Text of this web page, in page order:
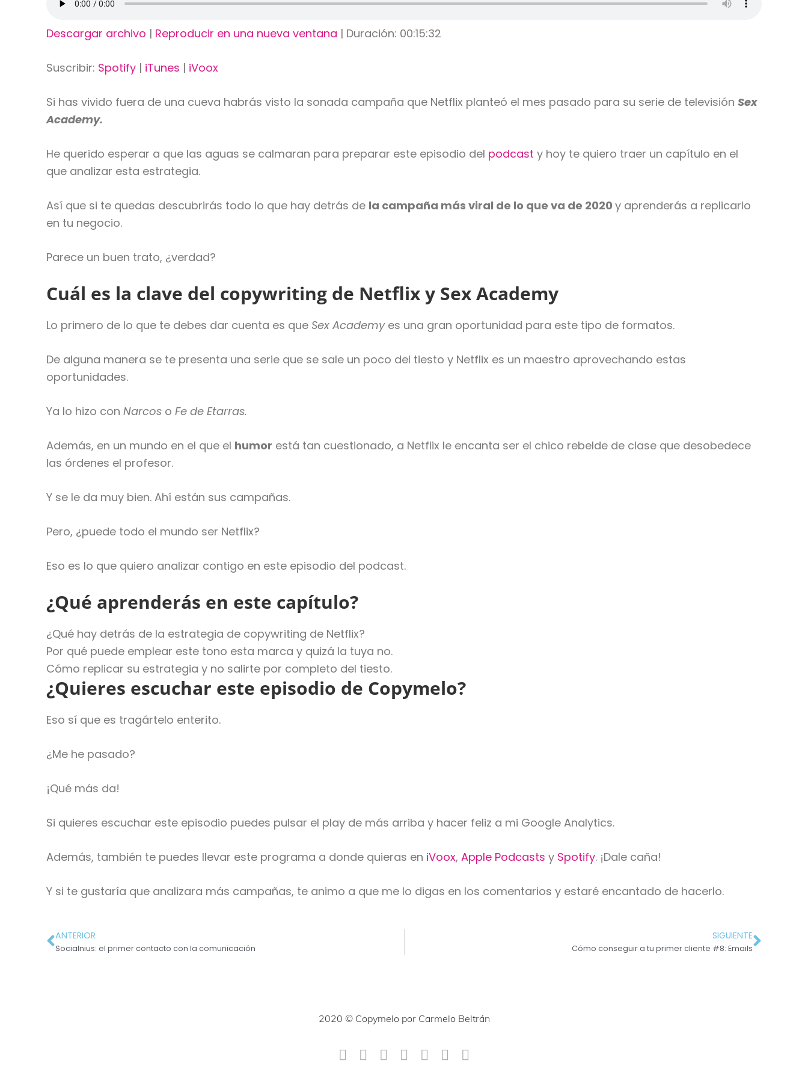
Descargar archivo | Reproducir en una nueva ventana | Duración: 00:15:32
Suscribir: Spotify | iTunes | iVoox
Si has vivido fuera de una cueva habrás visto la sonada campaña que Netflix planteó el mes pasado para su serie de televisiónSex
Academy.
He querido esperar a que las aguas se calmaran para preparar este episodio del podcast y hoy te quiero traer un capítulo en el
que analizar esta estrategia.
Así que si te quedas descubrirás todo lo que hay detrás de la campaña más viral de lo que va de 2020y aprenderás a replicarlo
en tu negocio.
Parece un buen trato, ¿verdad?
Cuál es la clave del copywriting de Netflix y Sex Academy
Lo primero de lo que te debes dar cuenta es que Sex Academyes una gran oportunidad para este tipo de formatos.
De alguna manera se te presenta una serie que se sale un poco del tiesto y Netflix es un maestro aprovechando estas
oportunidades.
Ya lo hizo conNarcos oFe de Etarras.
Además, en un mundo en el que el humor está tan cuestionado, a Netflix le encanta ser el chico rebelde de clase que desobedece
las órdenes el profesor.
Y se le da muy bien. Ahí están sus campañas.
Pero, ¿puede todo el mundo ser Netflix?
Eso es lo que quiero analizar contigo en este episodio del podcast.
¿Qué aprenderás en este capítulo?
¿Qué hay detrás de la estrategia de copywriting de Netflix?
Por qué puede emplear este tono esta marca y quizá la tuya no.
Cómo replicar su estrategia y no salirte por completo del tiesto.
¿Quieres escuchar este episodio de Copymelo?
Eso sí que es tragártelo enterito.
¿Me he pasado?
¡Qué más da!
Si quieres escuchar este episodio puedes pulsar el play de más arriba y hacer feliz a mi Google Analytics.
Además, también te puedes llevar este programa a donde quieras en iVoox,Apple Podcasts y Spotify. ¡Dale caña!
Y si te gustaría que analizara más campañas, te animo a que me lo digas en los comentarios y estaré encantado de hacerlo.
ANTERIOR
Socialnius: el primer contacto con la comunicación
SIGUIENTE
Cómo conseguir a tu primer cliente #8: Emails
2020 © Copymelo por Carmelo Beltrán